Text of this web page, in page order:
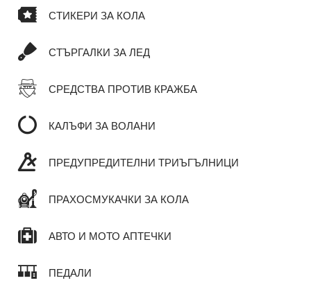
СТИКЕРИ ЗА КОЛА
СТЪРГАЛКИ ЗА ЛЕД
СРЕДСТВА ПРОТИВ КРАЖБА
КАЛЪФИ ЗА ВОЛАНИ
ПРЕДУПРЕДИТЕЛНИ ТРИЪГЪЛНИЦИ
ПРАХОСМУКАЧКИ ЗА КОЛА
АВТО И МОТО АПТЕЧКИ
ПЕДАЛИ